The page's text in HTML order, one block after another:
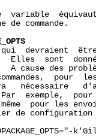
variable
de commande.
devraient
Elles  sont
A cause des
pour
nécessaire
exemple,
pour les
de configuration